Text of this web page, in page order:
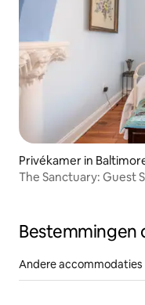
Privékamer in
The Sanctuary: Guest
Bestemmingen
Andere accommodaties